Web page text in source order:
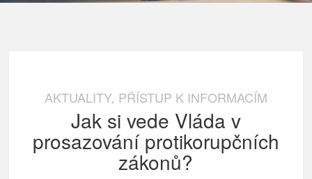
AKTUALITY, PŘÍSTUP K INFORMACÍM
Jak si vede Vláda v
prosazování protikorupčních
zákonů?